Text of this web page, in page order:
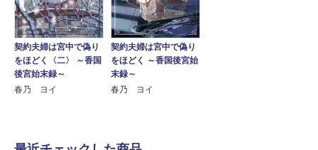
契約夫婦は宮中で偽り
をほどく〈二〉 ～香国
後宮始末録～
春乃 ヨイ
契約夫婦は宮中で偽り
をほどく ～香国後宮始
末録～
春乃 ヨイ